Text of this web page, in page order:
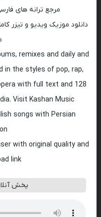
مرجع ترانه های
دانلود موزیک ویدیو و تیزر
remixes and daily and
in the styles of pop, rap,
with full text and 128
Visit Kashan Music
songs with Persian
with original quality and
link
پخش